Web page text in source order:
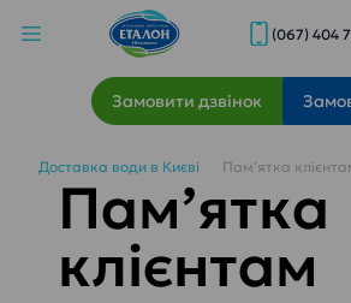
(067) 404
Замовити дзвінок
Доставка води в Києві Пам’ятка
Пам’ятка
клієнтам